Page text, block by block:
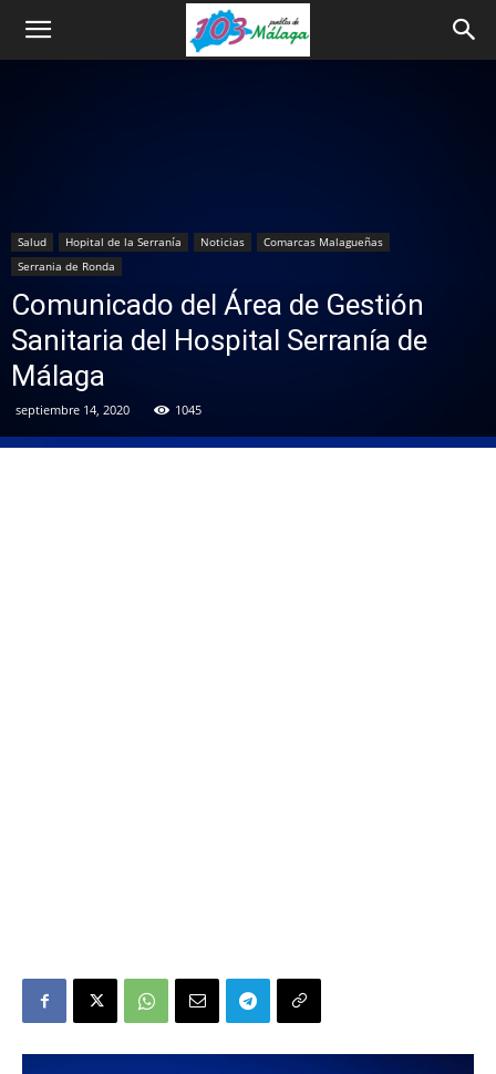
Salud Hopital de la Serranía Noticias
Comarcas Malagueñas
Serrania de Ronda
Comunicado del Área de Gestión
Sanitaria del Hospital Serranía de
Málaga
septiembre 14, 2020 1045